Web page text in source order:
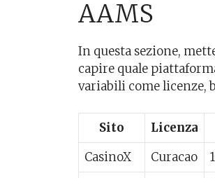
AAMS
In questa sezione,
capire quale
variabili come licenze,
Sito Licenza
CasinoX
Curacao